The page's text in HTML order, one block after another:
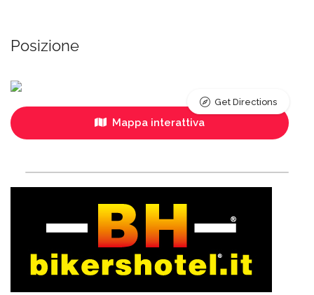
Posizione
Mappa interattiva
Get Directions